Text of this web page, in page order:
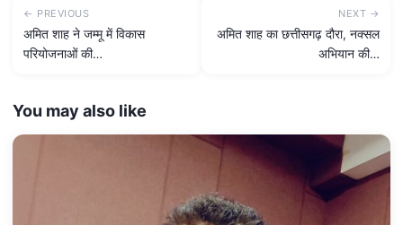
← PREVIOUS
अमित शाह ने जम्मू में विकास
परियोजनाओं की…
NEXT →
अमित शाह का छत्तीसगढ़ दौरा, नक्सल
अभियान की…
You may also like